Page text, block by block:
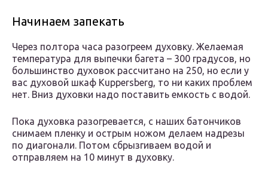
Начинаем запекать
Через полтора часа разогреем духовку. Желаемая
температура для выпечки багета – 300 градусов, но
большинство духовок рассчитано на 250, но если у
вас духовой шкаф Kuppersberg, то ни каких проблем
нет. Вниз духовки надо поставить емкость с водой.
Пока духовка разогревается, с наших батончиков
снимаем пленку и острым ножом делаем надрезы
по диагонали. Потом сбрызгиваем водой и
отправляем на 10 минут в духовку.